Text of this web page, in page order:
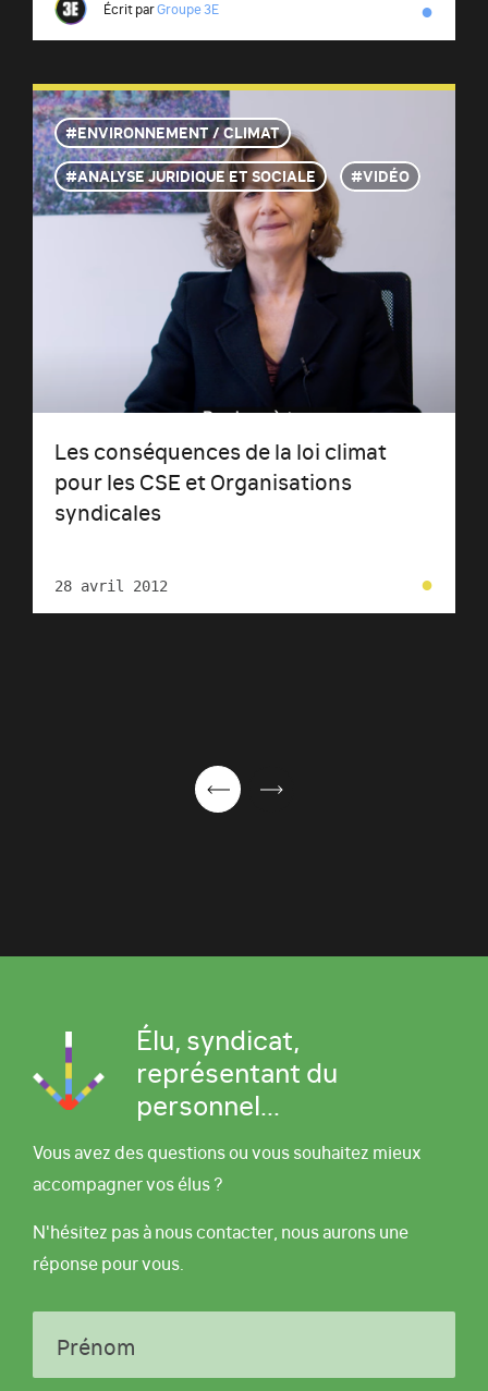
Écrit parGroupe 3E ●
ENVIRONNEMENT / CLIMAT
ANALYSE JURIDIQUE ET SOCIALE
VIDÉO
Les conséquences de la loi climat
pour les CSE et Organisations
syndicales
28 avril 2012 ●
Élu, syndicat,
représentant du
personnel...
Vous avez des questions ou vous souhaitez mieux
accompagner vos élus ?
N'hésitez pas à nous contacter, nous aurons une
réponse pour vous.
Prénom